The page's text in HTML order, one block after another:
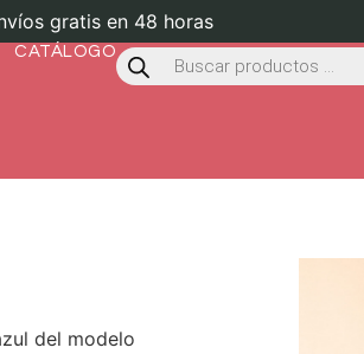
gratis en 48 horas
CATÁLOGO
del modelo